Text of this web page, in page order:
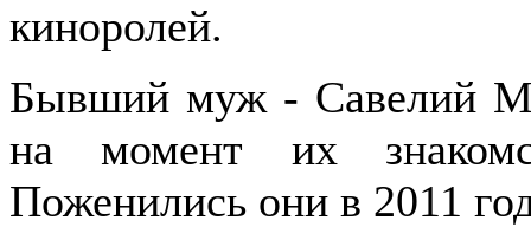
киноролей.
Бывший муж - Савелий
на момент их
Поженились они в 2011